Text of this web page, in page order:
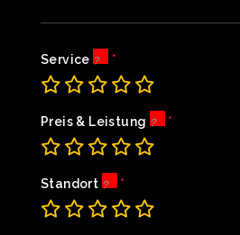
Service
Preis & Leistung
Standort